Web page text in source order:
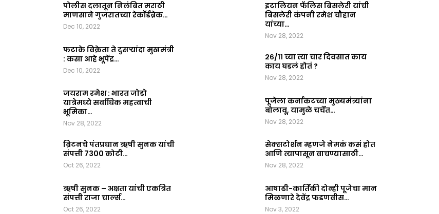
पोलीस दलातून निलंबित मराठी
माणसाने गुजरातच्या रेकॉर्डब्रेक…
Dec 10, 2022
फटाके विक्रेता ते दुसऱ्यांदा मुखमंत्री
: कसा आहे भूपेंद्र…
Dec 10, 2022
जयराम रमेश : भारत जोडो
यात्रेमध्ये सर्वाधिक महत्वाची
भूमिका…
Nov 28, 2022
ब्रिटनचे पंतप्रधान ऋषी सुनक यांची
संपत्ती 7300 कोटी…
Oct 26, 2022
ऋषी सुनक – अक्षता यांची एकत्रित
संपत्ती राजा चार्ल्स…
Oct 26, 2022
इटालियन फॅलिस बिसलेरी यांची
बिसलेरी कंपनी रमेश चौहान
यांच्या…
Nov 28, 2022
२६/११ च्या त्या चार दिवसात काय
काय घडलं होतं ?
Nov 28, 2022
पूजेला कर्नाकटच्या मुख्यमंत्र्यांना
बोलावू, यामुळे चर्चेत…
Nov 28, 2022
सेक्सटोर्शन म्हणजे नेमकं कसं होत
आणि त्यापासून वाचण्यासाठी…
Nov 28, 2022
आषाढी-कार्तिकी दोन्ही पूजेचा मान
मिळणारे देवेंद्र फडणवीस…
Nov 3, 2022